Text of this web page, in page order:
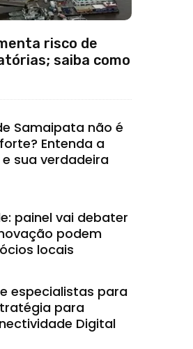
risco de
saiba como
Samaipata não é
Entenda a
sua verdadeira
painel vai debater
podem
locais
especialistas para
para
Digital